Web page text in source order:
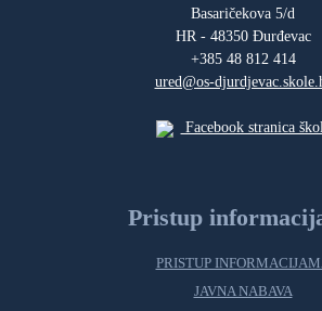
Basaričekova 5/d
HR - 48350 Đurđevac
+385 48 812 414
ured@os-
Facebook stranica
Pristup
PRISTUP
JAVNA NABAVA